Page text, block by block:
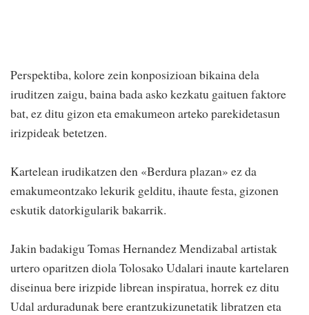
Perspektiba, kolore zein konposizioan bikaina dela
iruditzen zaigu, baina bada asko kezkatu gaituen faktore
bat, ez ditu gizon eta emakumeon arteko parekidetasun
irizpideak betetzen.
Kartelean irudikatzen den «Berdura plazan» ez da
emakumeontzako lekurik gelditu, ihaute festa, gizonen
eskutik datorkigularik bakarrik.
Jakin badakigu Tomas Hernandez Mendizabal artistak
urtero oparitzen diola Tolosako Udalari inaute kartelaren
diseinua bere irizpide librean inspiratua, horrek ez ditu
Udal arduradunak bere erantzukizunetatik libratzen eta